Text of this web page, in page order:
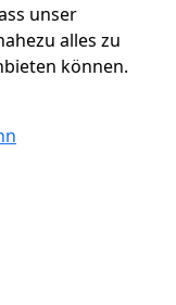
unser
alles zu
können.